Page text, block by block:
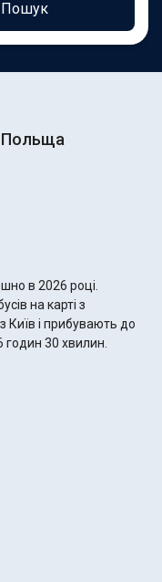
Пошук
Польща
в 2026 році.
на карті з
Київ і прибувають до
годин 30 хвилин.